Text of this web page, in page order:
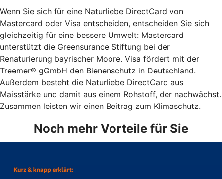
Wenn Sie sich für eine Naturliebe DirectCard von
Mastercard oder Visa entscheiden, entscheiden Sie sich
gleichzeitig für eine bessere Umwelt: Mastercard
unterstützt die Greensurance Stiftung bei der
Renaturierung bayrischer Moore. Visa fördert mit der
Treemer® gGmbH den Bienenschutz in Deutschland.
Außerdem besteht die Naturliebe DirectCard aus
Maisstärke und damit aus einem Rohstoff, der nachwächst.
Zusammen leisten wir einen Beitrag zum Klimaschutz.
Noch mehr Vorteile für Sie